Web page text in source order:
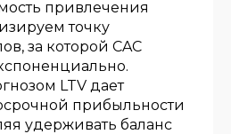
привлечения
точку
за которой CAC
LTV дает
прибыльности
удерживать баланс